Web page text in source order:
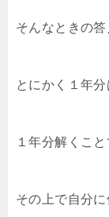
そんなときの答
とにかく１年
１年分解くこ
その上で自分